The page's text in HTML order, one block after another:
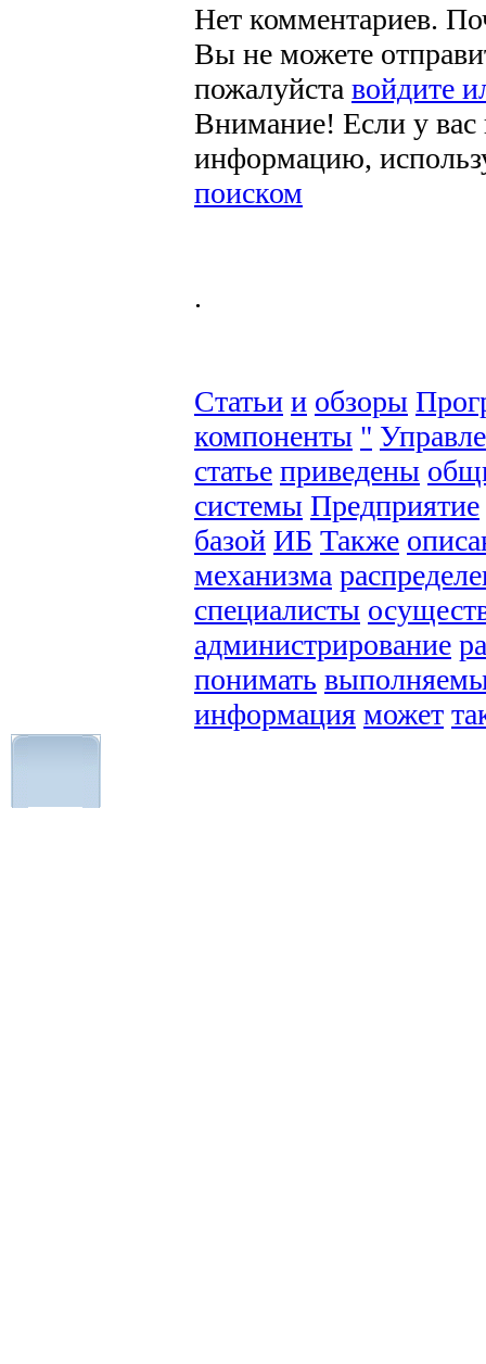
Нет комментариев.
Вы не можете
пожалуйста войдите
Внимание! Если у
информацию,
поиском
.
Статьи и обзоры
компоненты "
статье приведены
системы Предприятие
базой ИБ Также
механизма
специалисты
администрирование
понимать
информация может